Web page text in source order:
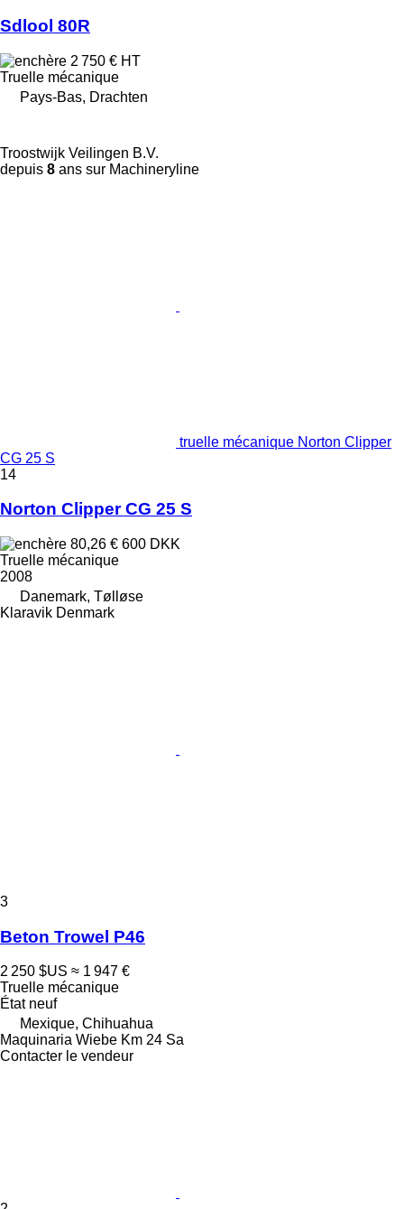
Sdlool 80R
2 750 € HT
Truelle mécanique
Pays-Bas, Drachten
Troostwijk Veilingen B.V.
depuis 8 ans sur Machineryline
truelle mécanique Norton Clipper
CG 25 S
14
Norton Clipper CG 25 S
80,26 € 600 DKK
Truelle mécanique
2008
Danemark, Tølløse
Klaravik Denmark
3
Beton Trowel P46
2 250 $US ≈ 1 947 €
Truelle mécanique
Étatneuf
Mexique, Chihuahua
Maquinaria Wiebe Km 24 Sa
Contacter le vendeur